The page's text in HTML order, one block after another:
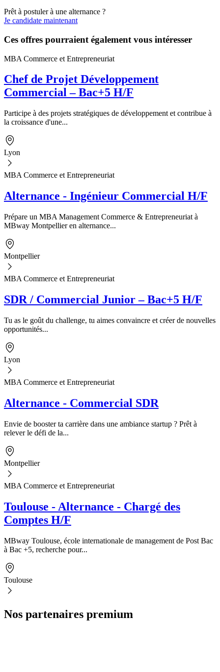
Prêt à postuler à une alternance ?
Je candidate maintenant
Ces offres pourraient également vous intéresser
MBA Commerce et Entrepreneuriat
Chef de Projet Développement
Commercial – Bac+5 H/F
Participe à des projets stratégiques de développement et contribue à
la croissance d'une...
Lyon
MBA Commerce et Entrepreneuriat
Alternance - Ingénieur Commercial H/F
Prépare un MBA Management Commerce & Entrepreneuriat à
MBway Montpellier en alternance...
Montpellier
MBA Commerce et Entrepreneuriat
SDR / Commercial Junior – Bac+5 H/F
Tu as le goût du challenge, tu aimes convaincre et créer de nouvelles
opportunités...
Lyon
MBA Commerce et Entrepreneuriat
Alternance - Commercial SDR
Envie de booster ta carrière dans une ambiance startup ? Prêt à
relever le défi de la...
Montpellier
MBA Commerce et Entrepreneuriat
Toulouse - Alternance - Chargé des
Comptes H/F
MBway Toulouse, école internationale de management de Post Bac
à Bac +5, recherche pour...
Toulouse
Nos partenaires premium